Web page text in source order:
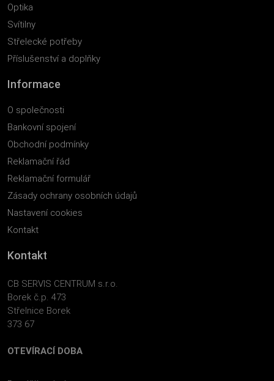
Optika
Svítilny
Střelecké potřeby
Příslušenství a doplňky
Informace
O společnosti
Bankovní spojení
Obchodní podmínky
Reklamační řád
Reklamační formulář
Zásady ochrany osobních údajů
Nastavení cookies
Kontakt
Kontakt
CB SERVIS CENTRUM s.r.o.
Borek č.p. 473
Střelnice Borek
373 67
OTEVÍRACÍ DOBA